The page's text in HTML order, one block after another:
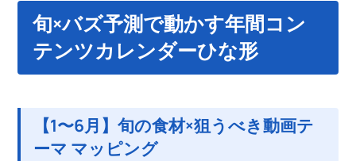
旬×バズ予測で動かす年間コン
テンツカレンダーひな形
【1〜6月】旬の食材×狙うべき動画テ
ーマ マッピング